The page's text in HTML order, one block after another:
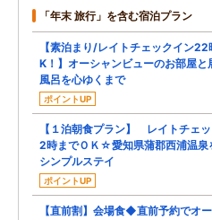
「年末 旅行」を含む宿泊プラン
【素泊まり/レイトチェックイン22
K！】オーシャンビューのお部屋と
風呂を心ゆくまで
ポイントUP
【１泊朝食プラン】 レイトチェ
2時までＯＫ☆愛知県蒲郡西浦温泉
シンプルステイ
ポイントUP
【直前割】会場食◆直前予約でオ